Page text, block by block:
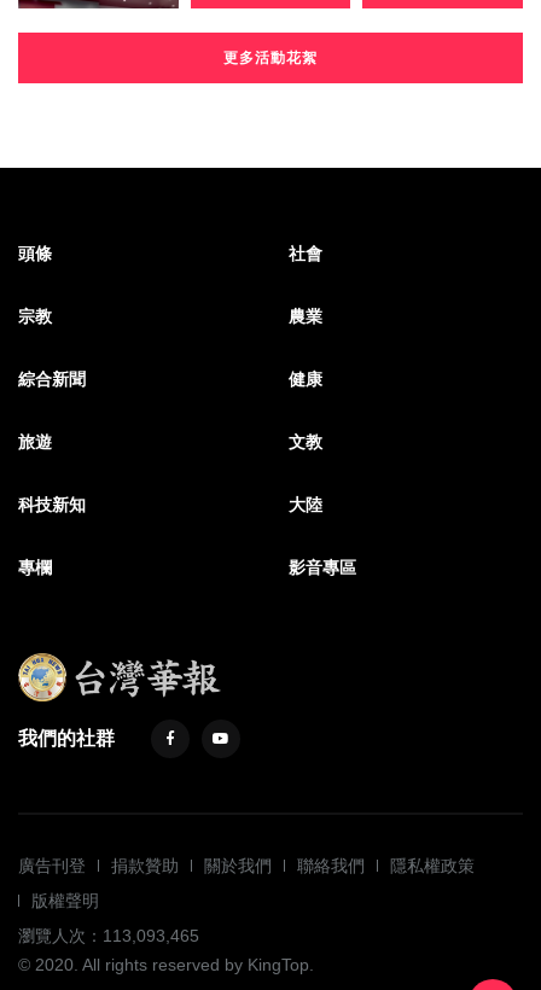
更多活動花絮
頭條 社會
宗教 農業
綜合新聞 健康
旅遊 文教
科技新知 大陸
專欄 影音專區
我們的社群
廣告刊登 捐款贊助 關於我們 聯絡我們
隱私權政策
版權聲明
瀏覽人次：113,093,465
© 2020. All rights reserved by KingTop.